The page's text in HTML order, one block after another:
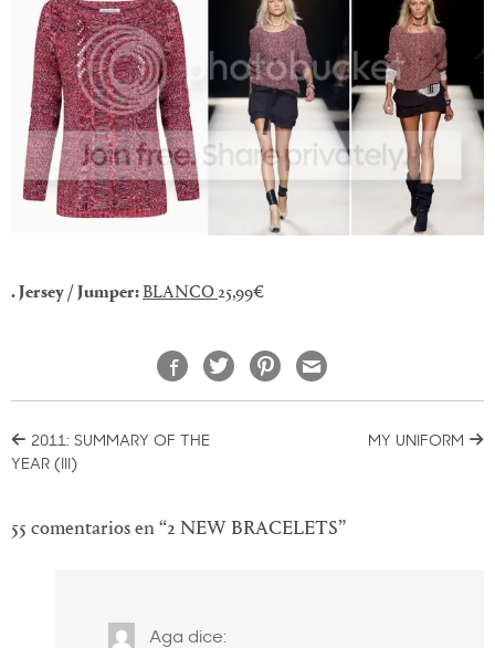
. Jersey / Jumper: BLANCO25,99€
2011: SUMMARY OF THE
YEAR (III)
MY UNIFORM
55 comentarios en “2 NEW BRACELETS”
Aga dice: